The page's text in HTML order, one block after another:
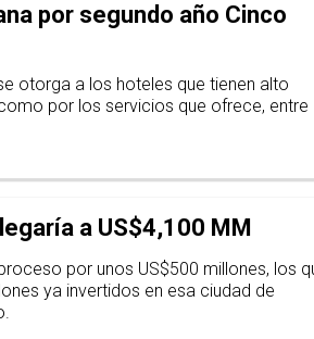
por segundo año Cinco
otorga a los hoteles que tienen alto
por los servicios que ofrece, entre
a US$4,100 MM
por unos US$500 millones, los
ya invertidos en esa ciudad de